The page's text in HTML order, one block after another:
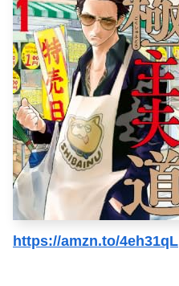
https://amzn.to/4eh31qL